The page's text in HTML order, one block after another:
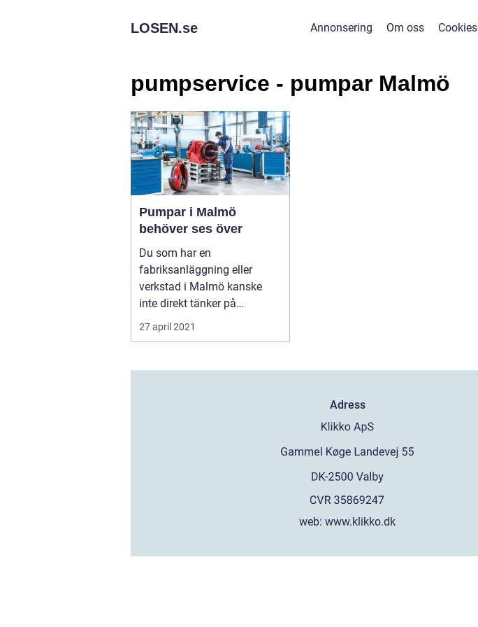
LOSEN.se Annonsering Om oss Cookies
pumpservice - pumpar Malmö
Pumpar i Malmö
behöver ses över
Du som har en
fabriksanläggning eller
verkstad i Malmö kanske
inte direkt tänker på
pumpservice varj...
27 april 2021
Adress
web:www.klikko.dk